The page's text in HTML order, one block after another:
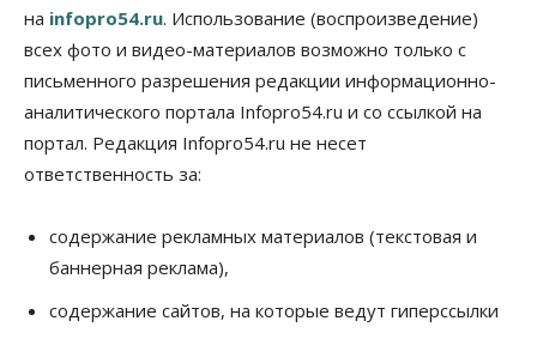
Общество
Пассажиру самолёта Хабаровск — Новосибирск
стало плохо во время полета
09 Августа 2026, 14:30
Бизнес Власть Недвижимость
09 Августа 2026, 14:00
Экстренное предупреждение из-за жары в
на infopro54.ru. Использование (воспроизведение)
всех фото и видео-материалов возможно только с
письменного разрешения редакции информационно-
аналитического портала Infopro54.ru и со ссылкой на
портал. Редакция Infopro54.ru не несет
ответственность за:
содержание рекламных материалов (текстовая и
баннерная реклама),
содержание сайтов, на которые ведут гиперссылки